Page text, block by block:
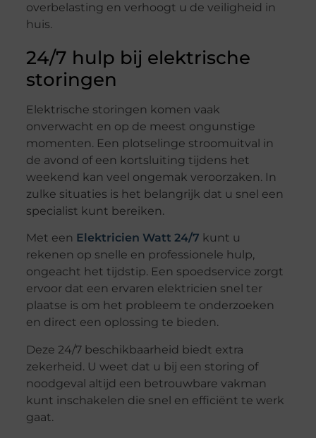
overbelasting en verhoogt u de veiligheid in
huis.
24/7 hulp bij elektrische
storingen
Elektrische storingen komen vaak
onverwacht en op de meest ongunstige
momenten. Een plotselinge stroomuitval in
de avond of een kortsluiting tijdens het
weekend kan veel ongemak veroorzaken. In
zulke situaties is het belangrijk dat u snel een
specialist kunt bereiken.
Met een Elektricien Watt 24/7 kunt u
rekenen op snelle en professionele hulp,
ongeacht het tijdstip. Een spoedservice zorgt
ervoor dat een ervaren elektricien snel ter
plaatse is om het probleem te onderzoeken
en direct een oplossing te bieden.
Deze 24/7 beschikbaarheid biedt extra
zekerheid. U weet dat u bij een storing of
noodgeval altijd een betrouwbare vakman
kunt inschakelen die snel en efficiënt te werk
gaat.